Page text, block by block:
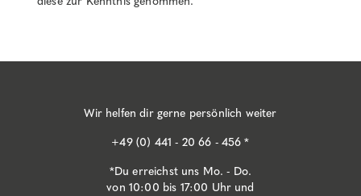
Wir helfen dir gerne persönlich weiter
+49 (0) 441 - 20 66 - 456 *
*Du erreichst uns Mo. - Do.
von 10:00 bis 17:00 Uhr und